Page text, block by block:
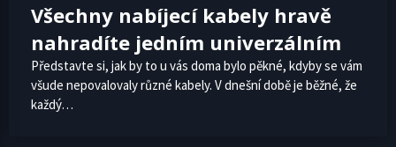
Všechny nabíjecí kabely hravě
nahradíte jedním univerzálním
Představte si, jak by to u vás doma bylo pěkné, kdyby se vám
všude nepovalovaly různé kabely. V dnešní době je běžné, že
každý…